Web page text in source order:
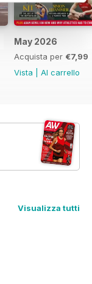
May 2026
Acquista per €7,99
Vista
Al carrello
Visualizza tutti